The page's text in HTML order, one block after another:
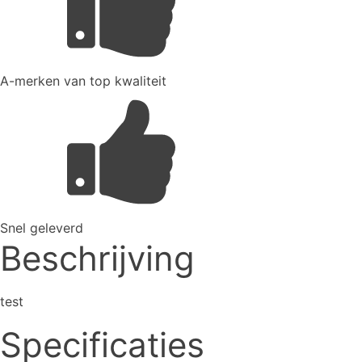
A-merken van top kwaliteit
Snel geleverd
Beschrijving
test
Specificaties